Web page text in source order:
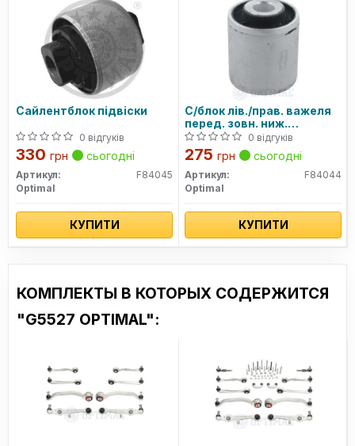
Сайлентблок підвіски
0 відгуків
330 грн сьогодні
Артикул:
F84045
Optimal
КУПИТИ
С/блок лів./прав. важеля
перед. зовн. ниж.
(поліуретан) Audi A4-A8
95- VW Passat 1,6-4,2
08.94-
0 відгуків
275 грн сьогодні
Артикул:
F84044
Optimal
КУПИТИ
КОМПЛЕКТЫ В КОТОРЫХ СОДЕРЖИТСЯ
"G5527 OPTIMAL":